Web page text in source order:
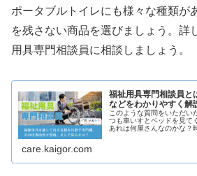
ポータブルトイレにも様々な種類が
を残さない商品を選びましょう。詳
用具専門相談員に相談しましょう。
福祉用具専門相談員と
などをわかりやすく解
このような質問をいただい
つも車いすとベッドを見て
あれは何屋さんなのかな？
care.kaigor.com